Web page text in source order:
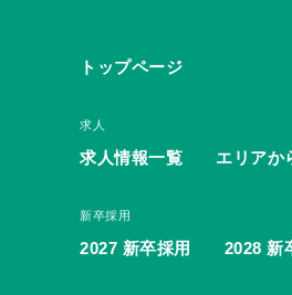
トップページ
求人
求人情報一覧 エリアか
新卒採用
2027 新卒採用 2028 新